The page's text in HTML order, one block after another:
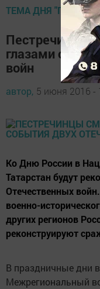
ТЕМА ДНЯ "ГАЗЕТА"
Пестречинцы
глазами
войн
автор, 5 июня 2016 -
Ко Дню России в
Татарстан будут
Отечественных
военно-
других регионов
реконструируют
В праздничные дни
Межрегиональный